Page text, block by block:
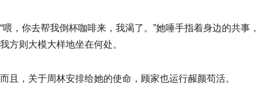
“喂，你去帮我倒杯咖啡来，我渴了。”她唾手指着身边的共事，
我方则大模大样地坐在何处。
而且，关于周林安排给她的使命，顾家也运行赧颜苟活。